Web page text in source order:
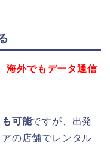
海外でもデータ通信
可能ですが、出発
の店舗でレンタル